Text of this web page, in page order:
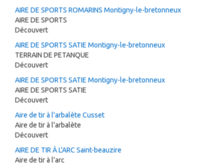
AIRE DE SPORTS ROMARINS Montigny-le-bretonneux
AIRE DE SPORTS
Découvert
AIRE DE SPORTS SATIE Montigny-le-bretonneux
TERRAIN DE PETANQUE
Découvert
AIRE DE SPORTS SATIE Montigny-le-bretonneux
AIRE DE SPORTS SATIE
Découvert
Aire de tir à l'arbalète Cusset
Aire de tir à l'arbalète
Découvert
AIRE DE TIR À L'ARC Saint-beauzire
Aire de tir à l'arc